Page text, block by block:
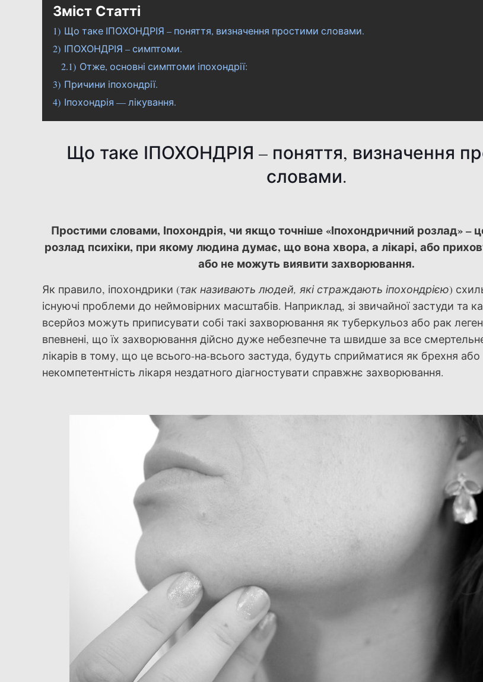
Зміст Статті
1) Що таке ІПОХОНДРІЯ – поняття, визначення простими словами.
2) ІПОХОНДРІЯ – симптоми.
2.1) Отже, основні симптоми іпохондрії:
3) Причини іпохондрії.
4) Іпохондрія — лікування.
Що таке ІПОХОНДРІЯ – поняття, визначення
словами.
Простими словами, Іпохондрія, чи якщо точніше «Іпохондричний розлад» –
розлад психіки, при якому людина думає, що вона хвора, а лікарі, або
або не можуть виявити захворювання.
Як правило, іпохондрики (так називають людей, які страждають іпохондрією)
існуючі проблеми до неймовірних масштабів. Наприклад, зі звичайної застуди та
всерйоз можуть приписувати собі такі захворювання як туберкульоз або рак
впевнені, що їх захворювання дійсно дуже небезпечне та швидше за все
лікарів в тому, що це всього-на-всього застуда, будуть сприйматися як брехня або
некомпетентність лікаря нездатного діагностувати справжнє захворювання.